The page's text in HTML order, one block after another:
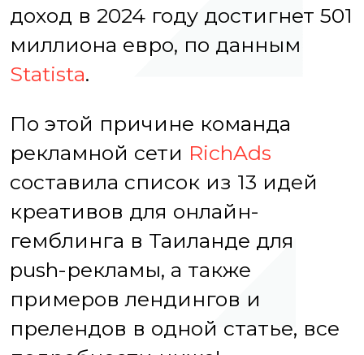
доход в 2024 году достигнет 501
миллиона евро, по данным
Statista.
По этой причине команда
рекламной сети RichAds
составила список из 13 идей
креативов для онлайн-
гемблинга в Таиланде для
push-рекламы, а также
примеров лендингов и
прелендов в одной статье, все